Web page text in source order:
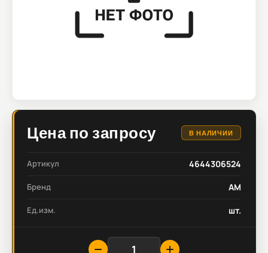
Цена по запросу В НАЛИЧИИ
Артикул 4644306524
Бренд AM
Ед.изм. шт.